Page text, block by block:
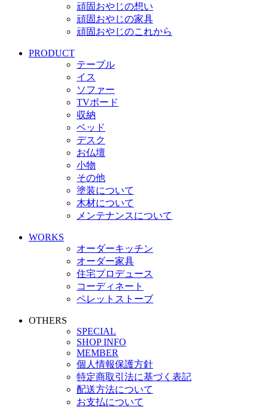
頑固おやじの想い
頑固おやじの家具
頑固おやじのこれから
PRODUCT
テーブル
イス
ソファー
TVボード
収納
ベッド
デスク
お仏壇
小物
その他
塗装について
木材について
メンテナンスについて
WORKS
オーダーキッチン
オーダー家具
住宅プロデュース
コーディネート
ペレットストーブ
OTHERS
SPECIAL
SHOP INFO
MEMBER
個人情報保護方針
特定商取引法に基づく表記
配送方法について
お支払について